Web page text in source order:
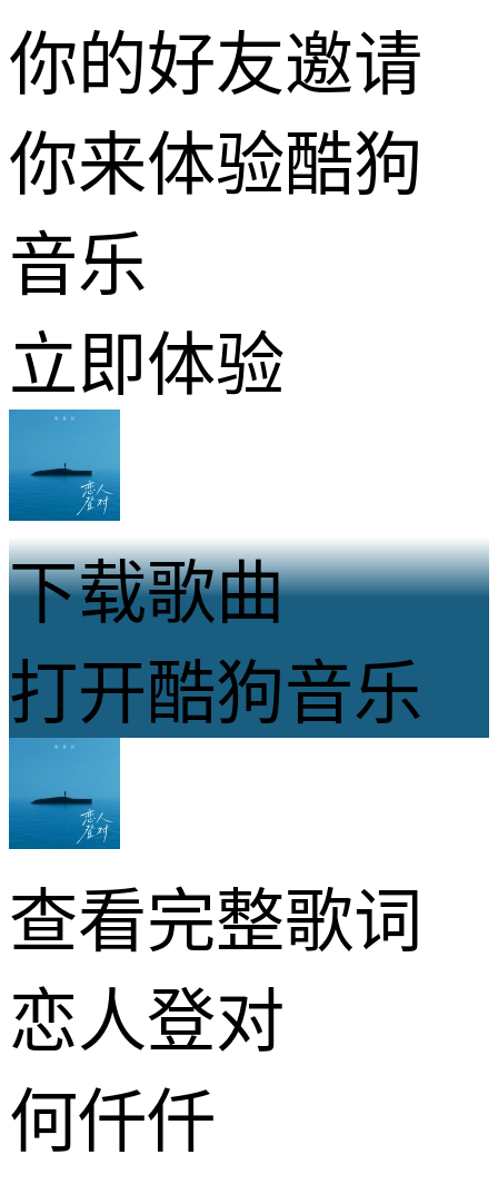
你的好友邀请
你来体验酷狗
音乐
立即体验
下载歌曲
打开酷狗音乐
查看完整歌词
恋人登对
何仟仟